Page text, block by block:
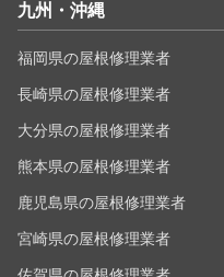
九州・沖縄
福岡県の屋根修理業者
長崎県の屋根修理業者
大分県の屋根修理業者
熊本県の屋根修理業者
鹿児島県の屋根修理業者
宮崎県の屋根修理業者